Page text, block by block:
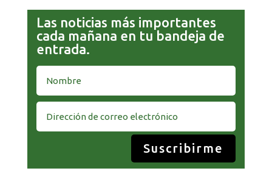
Las noticias más importantes
cada mañana en tu bandeja de
entrada.
Suscribirme